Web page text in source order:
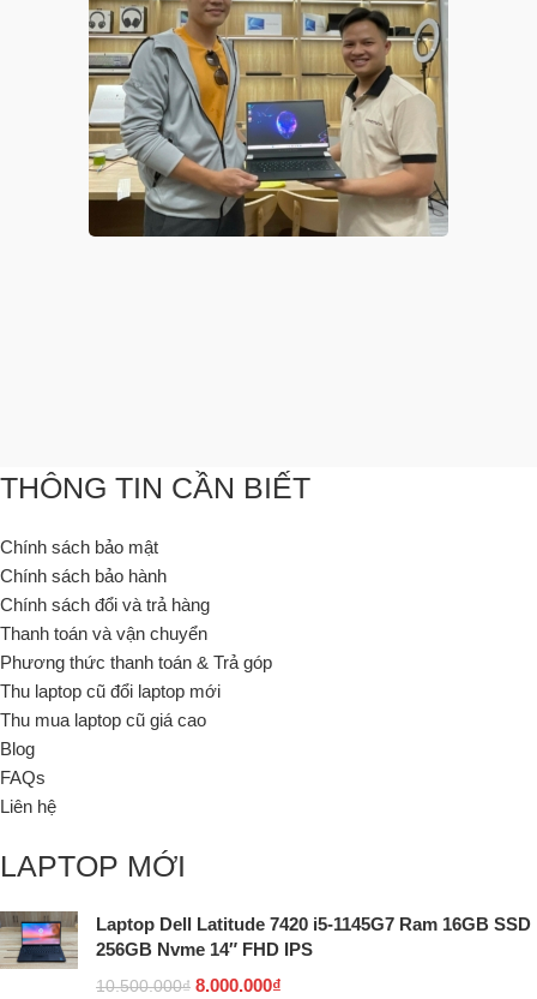
THÔNG TIN CẦN BIẾT
Chính sách bảo mật
Chính sách bảo hành
Chính sách đổi và trả hàng
Thanh toán và vận chuyển
Phương thức thanh toán & Trả góp
Thu laptop cũ đổi laptop mới
Thu mua laptop cũ giá cao
Blog
FAQs
Liên hệ
LAPTOP MỚI
Laptop Dell Latitude 7420 i5-1145G7 Ram 16GB SSD
256GB Nvme 14″ FHD IPS
10.500.000₫ 8.000.000₫